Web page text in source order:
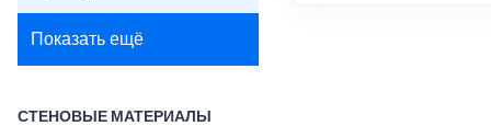
Показать ещё
СТЕНОВЫЕ МАТЕРИАЛЫ